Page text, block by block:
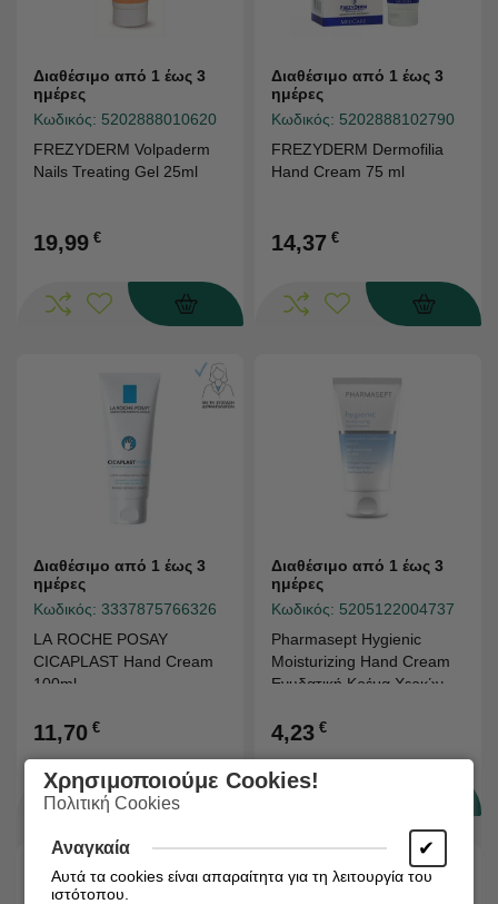
Διαθέσιμο από 1 έως 3
ημέρες
Κωδικός: 5202888010620
FREZYDERM Volpaderm
Nails Treating Gel 25ml
19,99 €
Διαθέσιμο από 1 έως 3
ημέρες
Κωδικός: 5202888102790
FREZYDERM Dermofilia
Hand Cream 75 ml
14,37 €
Διαθέσιμο από 1 έως 3
ημέρες
Κωδικός: 3337875766326
LA ROCHE POSAY
CICAPLAST Hand Cream
100ml
11,70 €
Διαθέσιμο από 1 έως 3
ημέρες
Κωδικός: 5205122004737
Pharmasept Hygienic
Moisturizing Hand Cream
Ενυδατική Κρέμα Χεριών
4,23 €
Χρησιμοποιούμε Cookies!
Πολιτική Cookies
Αναγκαία ✔
Αυτά τα cookies είναι απαραίτητα για τη λειτουργία του
ιστότοπου.